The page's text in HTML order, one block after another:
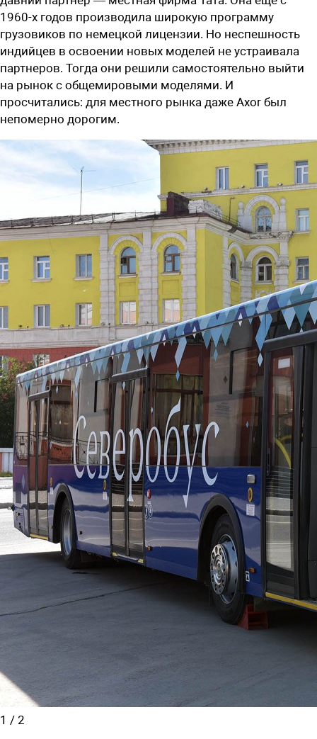
1960-х годов производила широкую программу
грузовиков по немецкой лицензии. Но неспешность
индийцев в освоении новых моделей не устраивала
партнеров. Тогда они решили самостоятельно выйти
на рынок с общемировыми моделями. И
просчитались: для местного рынка даже Axor был
непомерно дорогим.
1 / 2